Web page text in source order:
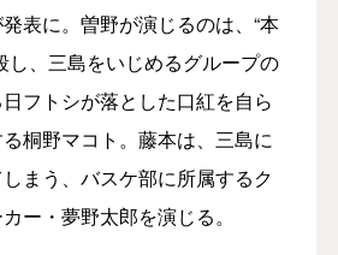
表に。曽野が演じるのは、“本
し、三島をいじめるグループの
フトシが落とした口紅を自ら
桐野マコト。藤本は、三島に
まう、バスケ部に所属するク
ー・夢野太郎を演じる。